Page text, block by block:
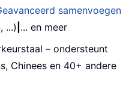
samenvoegen
, ...) ... en meer
– ondersteunt
Chinees en 40+ andere